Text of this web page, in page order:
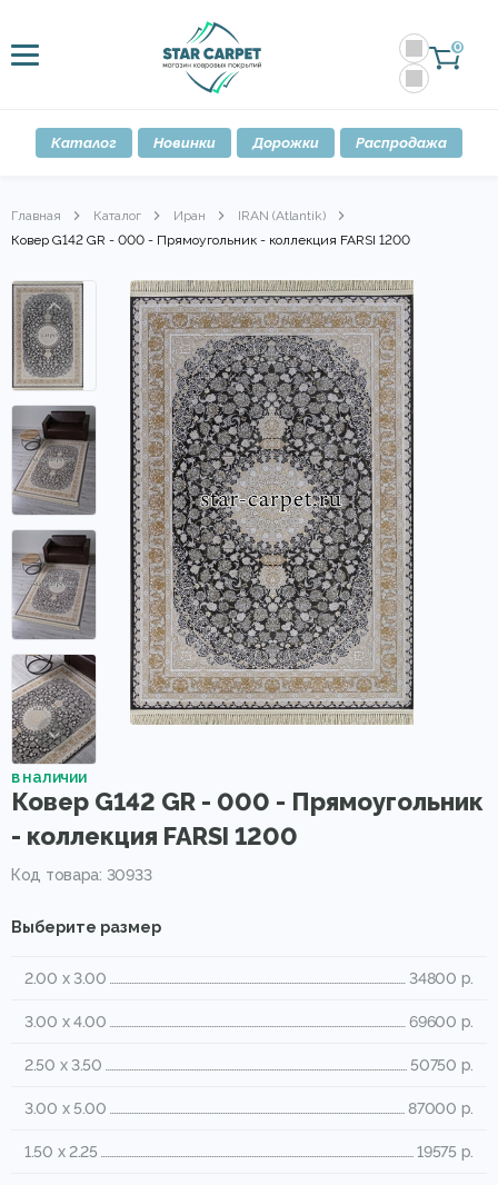
0
Каталог Новинки Дорожки Распродажа
Главная Каталог Иран
IRAN (Atlantik)
Ковер G142 GR - 000 - Прямоугольник - коллекция FARSI 1200
в наличии
Ковер G142 GR - 000 - Прямоугольник
- коллекция FARSI 1200
Код товара: 30933
Выберите размер
2.00 x 3.00 34800 р.
3.00 x 4.00 69600 р.
2.50 x 3.50 50750 р.
3.00 x 5.00 87000 р.
1.50 x 2.25 19575 р.